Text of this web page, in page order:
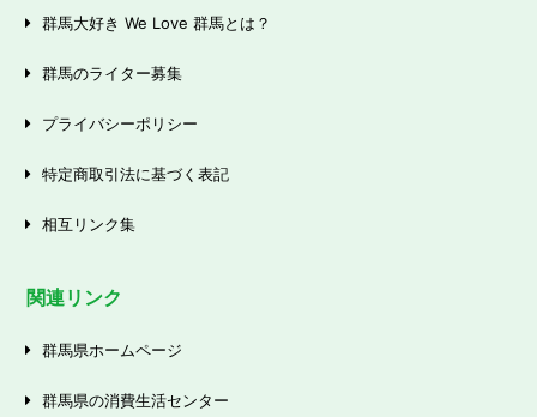
群馬大好き We Love 群馬とは？
群馬のライター募集
プライバシーポリシー
特定商取引法に基づく表記
相互リンク集
関連リンク
群馬県ホームページ
群馬県の消費生活センター